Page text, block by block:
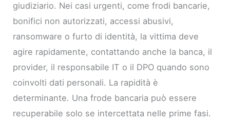
giudiziario. Nei casi urgenti, come frodi bancarie,
bonifici non autorizzati, accessi abusivi,
ransomware o furto di identità, la vittima deve
agire rapidamente, contattando anche la banca, il
provider, il responsabile IT o il DPO quando sono
coinvolti dati personali. La rapidità è
determinante. Una frode bancaria può essere
recuperabile solo se intercettata nelle prime fasi.